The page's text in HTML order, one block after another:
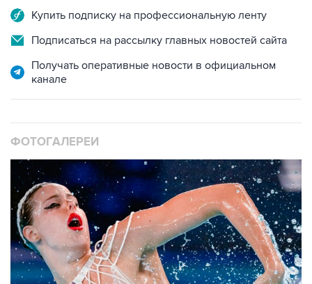
Купить подписку на профессиональную ленту
Подписаться на рассылку главных новостей сайта
Получать оперативные новости в официальном
канале
ФОТОГАЛЕРЕИ